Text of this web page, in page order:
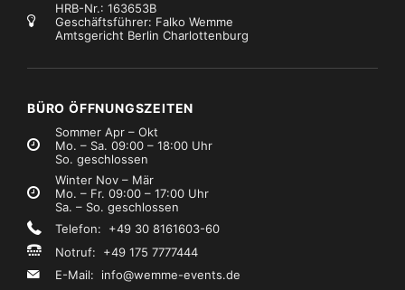
Marke:Global Truss
MwSt.)
Traversen Marke:
(zzgl. MwSt.)
HRB-Nr.: 163653B
Geschäftsführer: Falko Wemme
Amtsgericht Berlin Charlottenburg
BÜRO ÖFFNUNGSZEITEN
Sommer Apr – Okt
Mo. – Sa. 09:00 – 18:00 Uhr
So. geschlossen
Winter Nov – Mär
Mo. – Fr. 09:00 – 17:00 Uhr
Sa. – So. geschlossen
Telefon: +49 30 8161603-60
Notruf: +49 175 7777444
E-Mail: info@wemme-events.de